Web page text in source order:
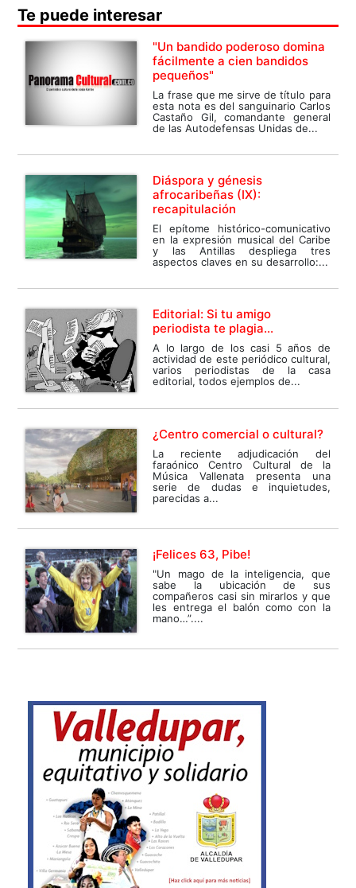
Te puede interesar
"Un bandido poderoso domina
fácilmente a cien bandidos
pequeños"
La frase que me sirve de título para
esta nota es del sanguinario Carlos
Castaño Gil, comandante general
de las Autodefensas Unidas de...
Diáspora y génesis
afrocaribeñas (IX):
recapitulación
El epítome histórico-comunicativo
en la expresión musical del Caribe
y las Antillas despliega tres
aspectos claves en su desarrollo:...
Editorial: Si tu amigo
periodista te plagia…
A lo largo de los casi 5 años de
actividad de este periódico cultural,
varios periodistas de la casa
editorial, todos ejemplos de...
¿Centro comercial o cultural?
La reciente adjudicación del
faraónico Centro Cultural de la
Música Vallenata presenta una
serie de dudas e inquietudes,
parecidas a...
¡Felices 63, Pibe!
"Un mago de la inteligencia, que
sabe la ubicación de sus
compañeros casi sin mirarlos y que
les entrega el balón como con la
mano…”....